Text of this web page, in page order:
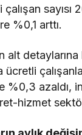
sayısı
%0,1 arttı.
alt detaylarına
%0,3 azaldı,
hizmet